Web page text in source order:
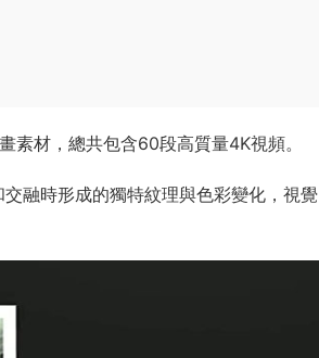
素材，總共包含60段高質量4K視頻。
融時形成的獨特紋理與色彩變化，視覺